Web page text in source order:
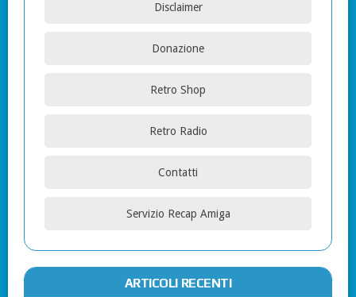
Disclaimer
Donazione
Retro Shop
Retro Radio
Contatti
Servizio Recap Amiga
ARTICOLI RECENTI